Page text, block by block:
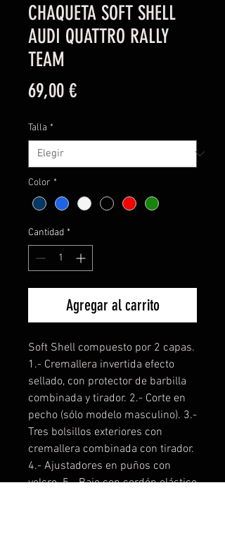
CHAQUETA SOFT SHELL
AUDI QUATTRO RALLY
TEAM
69,00 €Precio
Talla *
Color *
Cantidad *
Agregar al carrito
Soft Shell compuesto por 2 capas.
1.- Cremallera invertida efecto
sellado, con protector de barbilla
combinada y tirador. 2.- Corte en
pecho (sólo modelo masculino). 3.-
Tres bolsillos exteriores con
cremallera combinada con tirador.
4.- Ajustadores en puños con
velcro. 5.- Bajo con cordón elástico